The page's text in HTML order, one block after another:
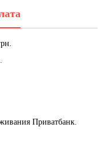
Приватбанк.